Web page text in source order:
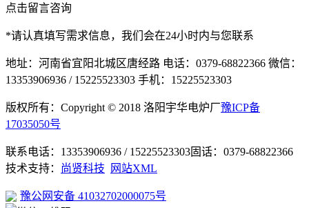
点击留言咨询
*请认真填写需求信息，我们会在24小时内与您联系
地址：河南省宜阳北城区唐经路 电话：0379-68822366 微信：
13353906936 / 15225523303 手机：15225523303
版权所有：Copyright © 2018 洛阳宇华电炉厂豫ICP备
17035050号
联系电话：13353906936 / 15225523303固话：0379-68822366
技术支持：
尚贤科技 网站XML
豫公网安备 41032702000075号